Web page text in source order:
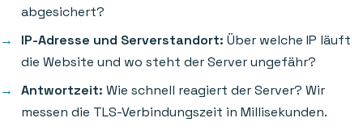
abgesichert?
IP-Adresse und Serverstandort: Über welche IP läuft
die Website und wo steht der Server ungefähr?
Antwortzeit: Wie schnell reagiert der Server? Wir
messen die TLS-Verbindungszeit in Millisekunden.